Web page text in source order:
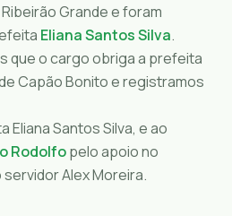
Grande e foram
Eliana Santos Silva.
que o cargo obriga a prefeita
Capão Bonito e registramos
Santos Silva, e ao
Rodolfopelo apoio no
Alex Moreira.